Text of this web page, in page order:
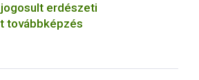
erdészeti
továbbképzés